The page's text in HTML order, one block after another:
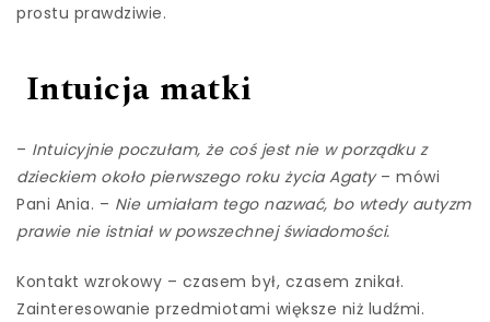
prostu prawdziwie.
Intuicja matki
– Intuicyjnie poczułam, że coś jest nie w porządku z
dzieckiem około pierwszego roku życia Agaty– mówi
Pani Ania. – Nie umiałam tego nazwać, bo wtedy autyzm
prawie nie istniał w powszechnej świadomości.
Kontakt wzrokowy – czasem był, czasem znikał.
Zainteresowanie przedmiotami większe niż ludźmi.